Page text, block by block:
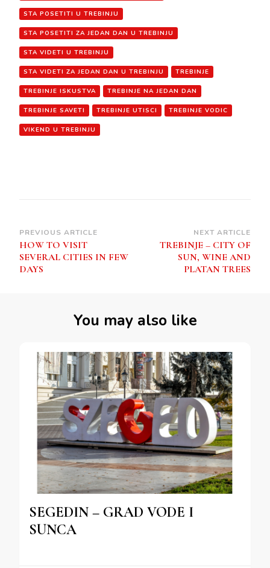
STA POSETITI U TREBINJU
STA POSETITI ZA JEDAN DAN U TREBINJU
STA VIDETI U TREBINJU
STA VIDETI ZA JEDAN DAN U TREBINJU TREBINJE
TREBINJE ISKUSTVA TREBINJE NA JEDAN DAN
TREBINJE SAVETI TREBINJE UTISCI TREBINJE VODIC
VIKEND U TREBINJU
Post
Navigation
PREVIOUS ARTICLE
HOW TO VISIT
SEVERAL CITIES IN FEW
DAYS
NEXT ARTICLE
TREBINJE – CITY OF
SUN, WINE AND
PLATAN TREES
You may also like
SEGEDIN – GRAD VODE I
SUNCA